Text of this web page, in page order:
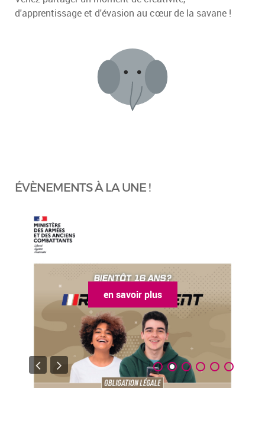
d'apprentissage et d'évasion au cœur de la savane !
ÉVÈNEMENTS À LA UNE !
en savoir plus